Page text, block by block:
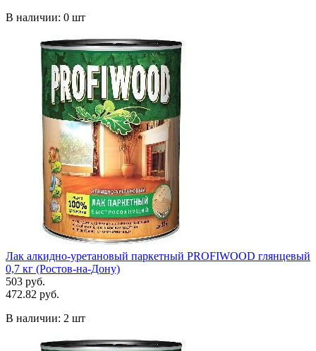
В наличии: 0 шт
Лак алкидно-уретановый паркетный PROFIWOOD глянцевый
0,7 кг (Ростов-на-Дону)
503 руб.
472.82 руб.
В наличии: 2 шт